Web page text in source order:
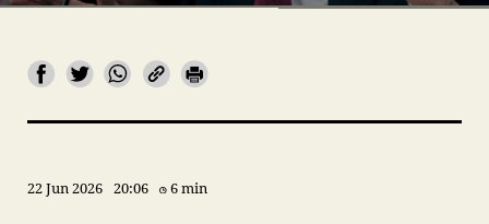
22 Jun 2026 20:06 6 min